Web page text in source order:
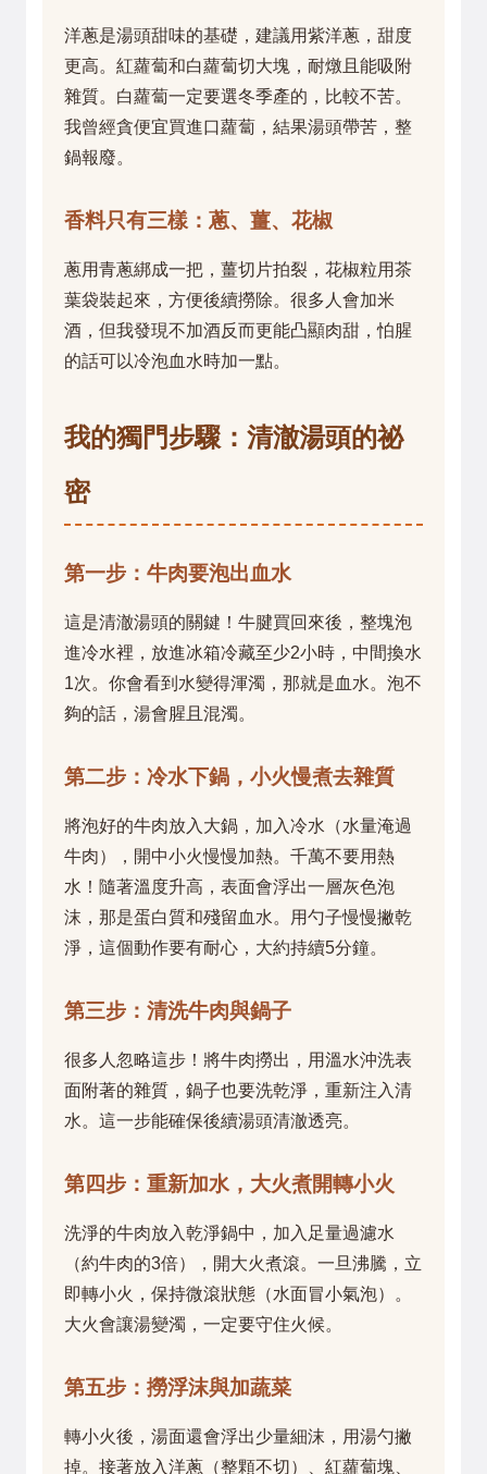
洋蔥是湯頭甜味的基礎，建議用紫洋蔥，甜度
更高。紅蘿蔔和白蘿蔔切大塊，耐燉且能吸附
雜質。白蘿蔔一定要選冬季產的，比較不苦。
我曾經貪便宜買進口蘿蔔，結果湯頭帶苦，整
鍋報廢。
香料只有三樣：蔥、薑、花椒
蔥用青蔥綁成一把，薑切片拍裂，花椒粒用茶
葉袋裝起來，方便後續撈除。很多人會加米
酒，但我發現不加酒反而更能凸顯肉甜，怕腥
的話可以冷泡血水時加一點。
我的獨門步驟：清澈湯頭的祕
密
第一步：牛肉要泡出血水
這是清澈湯頭的關鍵！牛腱買回來後，整塊泡
進冷水裡，放進冰箱冷藏至少2小時，中間換水
1次。你會看到水變得渾濁，那就是血水。泡不
夠的話，湯會腥且混濁。
第二步：冷水下鍋，小火慢煮去雜質
將泡好的牛肉放入大鍋，加入冷水（水量淹過
牛肉），開中小火慢慢加熱。千萬不要用熱
水！隨著溫度升高，表面會浮出一層灰色泡
沫，那是蛋白質和殘留血水。用勺子慢慢撇乾
淨，這個動作要有耐心，大約持續5分鐘。
第三步：清洗牛肉與鍋子
很多人忽略這步！將牛肉撈出，用溫水沖洗表
面附著的雜質，鍋子也要洗乾淨，重新注入清
水。這一步能確保後續湯頭清澈透亮。
第四步：重新加水，大火煮開轉小火
洗淨的牛肉放入乾淨鍋中，加入足量過濾水
（約牛肉的3倍），開大火煮滾。一旦沸騰，立
即轉小火，保持微滾狀態（水面冒小氣泡）。
大火會讓湯變濁，一定要守住火候。
第五步：撈浮沫與加蔬菜
轉小火後，湯面還會浮出少量細沫，用湯勺撇
掉。接著放入洋蔥（整顆不切）、紅蘿蔔塊、